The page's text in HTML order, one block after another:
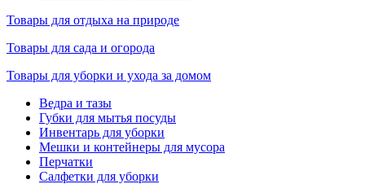
Товары для отдыха на природе
Товары для сада и огорода
Товары для уборки и ухода за домом
Ведра и тазы
Губки для мытья посуды
Инвентарь для уборки
Мешки и контейнеры для мусора
Перчатки
Салфетки для уборки